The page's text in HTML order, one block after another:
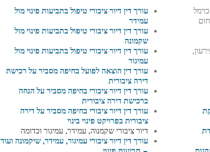
עורך דין דיור ציבורי טיפול בתביעות פינוי מול
עמידר
עורך דין דיור ציבורי טיפול בתביעות פינוי מול
שקמונה
עורך דין דיור ציבורי טיפול בתביעות פינוי מול
עמיגור
עורך דין הוצאה לפועל בחיפה מסביר על רכישת
דירה ציבורית
עורך דין דיור ציבורי בחיפה מסביר על הנחה
ברכישת דירה ציבורית
עורך דין דיור ציבורי בחיפה מסביר על דירה
ציבורית בפרויקט פינוי בינוי
דיור ציבורי שקמנוה, עמידר, עמיגור וכדומה
עורך דין דיור ציבורי עמיגור, עמידר, שיקמונה ועוד